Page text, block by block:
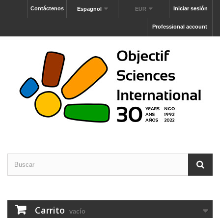
Iniciar sesión
EUR
Espagnol
Contáctenos
Professional account
Carrito vacío